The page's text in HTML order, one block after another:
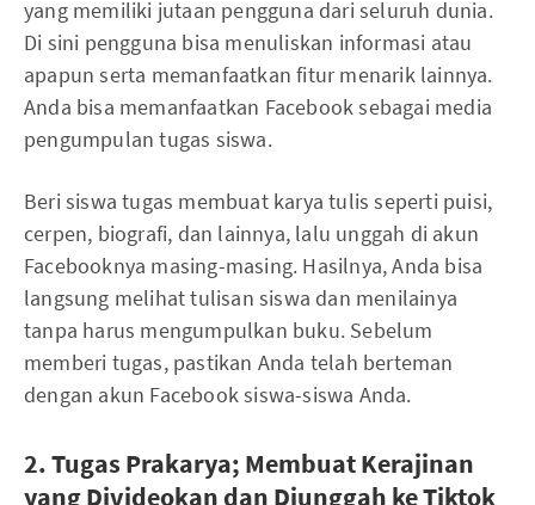
yang memiliki jutaan pengguna dari seluruh dunia.
Di sini pengguna bisa menuliskan informasi atau
apapun serta memanfaatkan fitur menarik lainnya.
Anda bisa memanfaatkan Facebook sebagai media
pengumpulan tugas siswa.
Beri siswa tugas membuat karya tulis seperti puisi,
cerpen, biografi, dan lainnya, lalu unggah di akun
Facebooknya masing-masing. Hasilnya, Anda bisa
langsung melihat tulisan siswa dan menilainya
tanpa harus mengumpulkan buku. Sebelum
memberi tugas, pastikan Anda telah berteman
dengan akun Facebook siswa-siswa Anda.
2. Tugas Prakarya; Membuat Kerajinan
yang Divideokan dan Diunggah ke Tiktok